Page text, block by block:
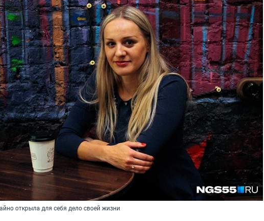
открыла для себя дело своей жизни